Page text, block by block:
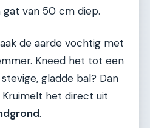
van 50 cm diep.
de aarde vochtig met
Kneed het tot een
gladde bal? Dan
Kruimelt het direct uit
.